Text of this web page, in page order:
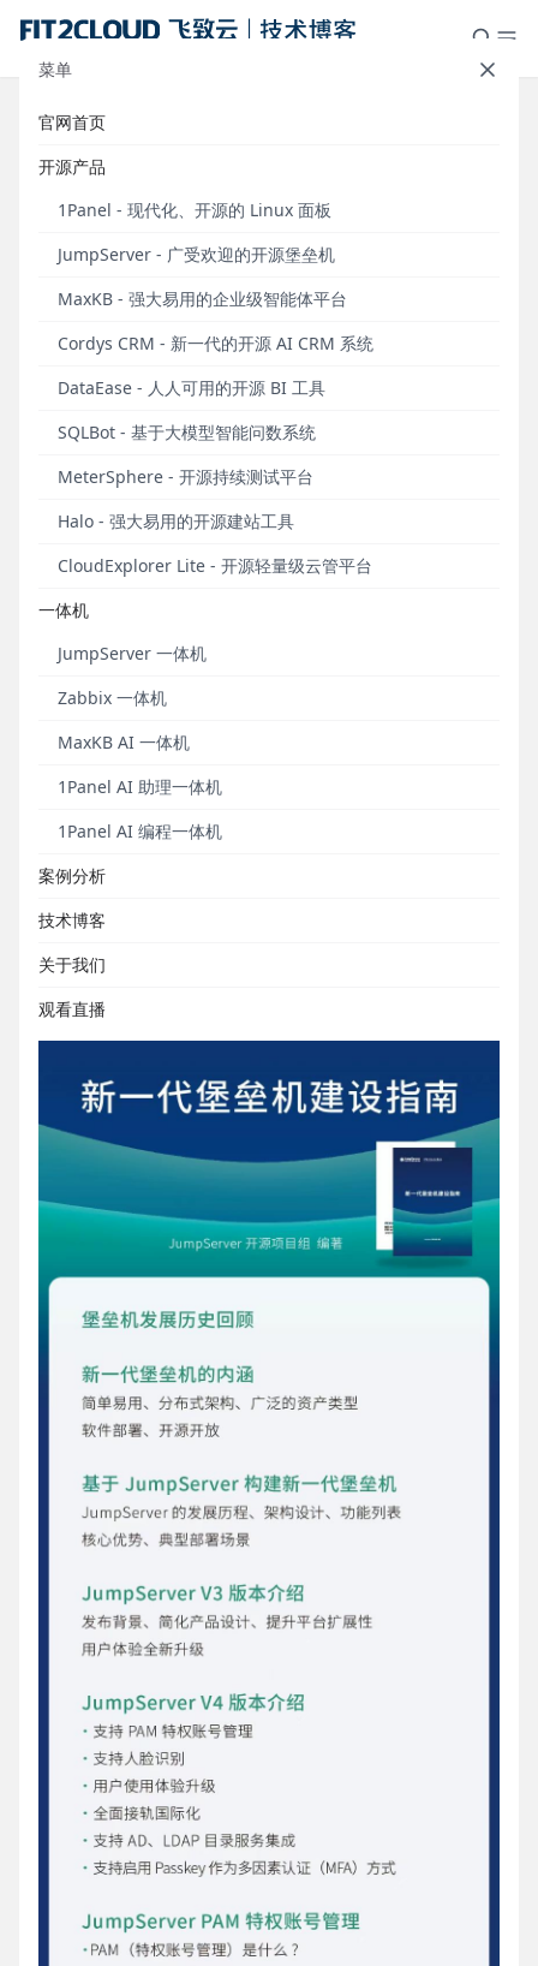
菜单
官网首页
开源产品
1Panel - 现代化、开源的 Linux 面板
JumpServer - 广受欢迎的开源堡垒机
MaxKB - 强大易用的企业级智能体平台
Cordys CRM - 新一代的开源 AI CRM 系统
DataEase - 人人可用的开源 BI 工具
SQLBot - 基于大模型智能问数系统
MeterSphere - 开源持续测试平台
Halo - 强大易用的开源建站工具
CloudExplorer Lite - 开源轻量级云管平台
一体机
JumpServer 一体机
Zabbix 一体机
MaxKB AI 一体机
1Panel AI 助理一体机
1Panel AI 编程一体机
案例分析
技术博客
关于我们
观看直播
2025版《新一代堡垒机建设指南》
白皮书现已开放阅读！
年。2025年5月20日，JumpServer v4.10 LTS版本发
布，这是JumpServer产品演进历程中一个非常重要的
PAM（Privileged Account Management，即特权账
号管理）功能性演进的两翼，为企业的运维安全管理
2025年9月对《新一代堡垒机建设指南》白皮书进行
了升级。新版白皮书深度融合了JumpServer v4.10
JumpServer V4版本产品解析；
PAM（特权账号管理）与堡垒机的关系；
JumpServer PAM核心功能详解，包括账号发现、
成等功能。